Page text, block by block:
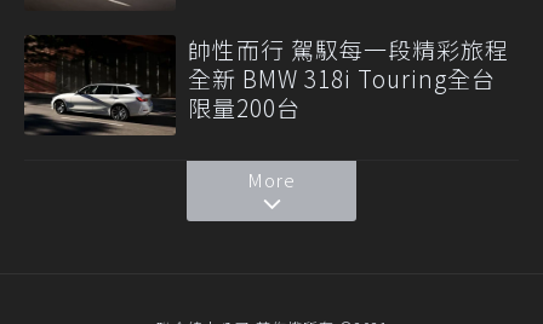
帥性而行 駕馭每一段精彩旅程
全新 BMW 318i Touring全台
限量200台
More